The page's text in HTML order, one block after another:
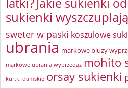
sukienki
sweter w paski koszulowe
ubrania markowe bluzy
markowe ubrania wyprzedaż mohito
kurtki damskie orsay sukienki